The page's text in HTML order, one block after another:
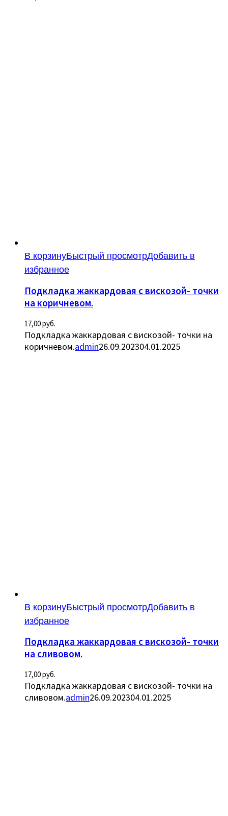
В корзинуБыстрый просмотрДобавить в
избранное
Подкладка жаккардовая с вискозой- точки
на коричневом.
17,00руб.
Подкладка жаккардовая с вискозой- точки на
коричневом.admin26.09.202304.01.2025
В корзинуБыстрый просмотрДобавить в
избранное
Подкладка жаккардовая с вискозой- точки
на сливовом.
17,00руб.
Подкладка жаккардовая с вискозой- точки на
сливовом.admin26.09.202304.01.2025